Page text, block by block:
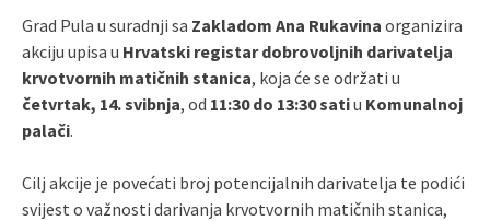
Grad Pula u suradnji sa Zakladom Ana Rukavina organizira
akciju upisa u Hrvatski registar dobrovoljnih darivatelja
krvotvornih matičnih stanica, koja će se održati u
četvrtak, 14. svibnja, od 11:30 do 13:30 satiu Komunalnoj
palači.
Cilj akcije je povećati broj potencijalnih darivatelja te podići
svijest o važnosti darivanja krvotvornih matičnih stanica,